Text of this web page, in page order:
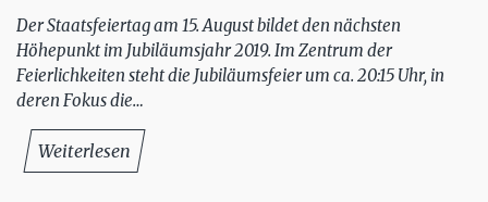
Der Staatsfeiertag am 15. August bildet den nächsten
Höhepunkt im Jubiläumsjahr 2019. Im Zentrum der
Feierlichkeiten steht die Jubiläumsfeier um ca. 20:15 Uhr, in
deren Fokus die…
Weiterlesen